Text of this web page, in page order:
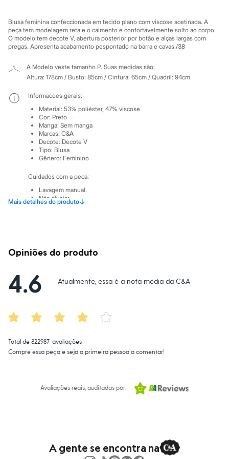
Sawary
Moda esportiva
Acessórios
Blusas
Calçados
Shorts e Bermudas
Calcinhas
Cintas e Modeladores
Pijamas
Sutiãs e Tops
Moda praia
Biquínis
Personagens
Plus size
Blusas e Camisetas
Calças
Vestidos
Masculino
Dia dos Pais
Inverno
Bermudas
Camisas
Camisetas e Regatas
Casacos e Jaquetas
Bolsas e Mochilas
Blusa feminina confeccionada em tecido plano com viscose acetinada. A
peça tem modelagem reta e o caimento é confortavelmente solto ao corpo.
O modelo tem decote V, abertura posterior por botão e alças largas com
pregas. Apresenta acabamento pespontado na barra e cavas./38
A Modelo veste tamanho P. Suas medidas são:
Altura: 178cm / Busto: 85cm / Cintura: 65cm / Quadril: 94cm.
Mais detalhes do produto↓
Informacoes gerais:
Material: 53% poliéster, 47% viscose
Cor: Preto
Manga: Sem manga
Marcas: C&A
Decote: Decote V
Tipo: Blusa
Gênero: Feminino
Cuidados com a peca:
Lavagem manual.
Não alvejar.
Não secar em secadora.
Opiniões do produto
4.6 Atualmente, essa é a nota média da C&A
Total de 822987 avaliações
Compre essa peça e seja a primeira pessoa a comentar!
Avaliações reais, auditadas por:
A gente se encontra na